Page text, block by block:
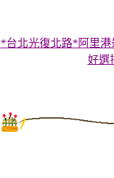
*台北光復北路*阿里
好選